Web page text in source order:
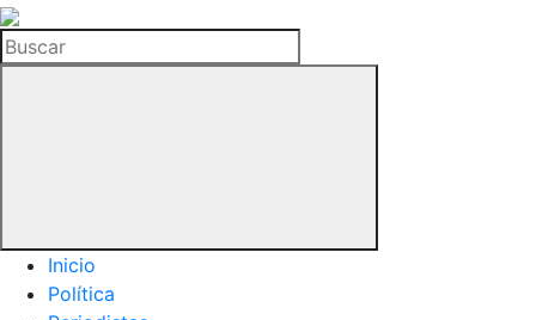
La
Hemeroteca
del
Buscar
Inicio
Política